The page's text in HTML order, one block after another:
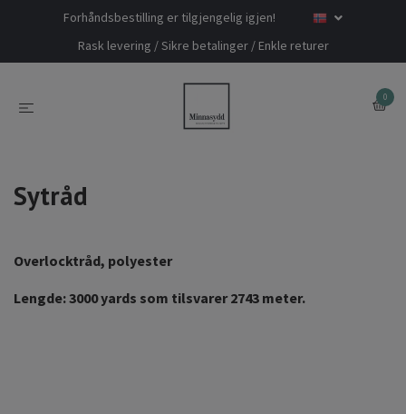
Forhåndsbestilling er tilgjengelig igjen!
Rask levering / Sikre betalinger / Enkle returer
0
Sytråd
Overlocktråd, polyester
Lengde: 3000 yards som tilsvarer 2743 meter.